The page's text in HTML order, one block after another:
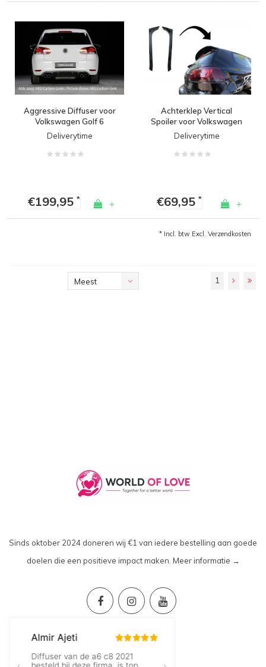
Aggressive Diffuser voor
Volkswagen Golf 6
Deliverytime
€199,95* +
Achterklep Vertical
Spoiler voor Volkswagen
Golf 6
Deliverytime
€69,95* +
* Incl. btw Excl. Verzendkosten
Meest
1
Sinds oktober 2024 doneren wij €1 van iedere bestelling aan goede
doelen die een positieve impact maken. Meer informatie →